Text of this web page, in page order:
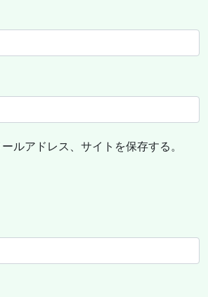
ルアドレス、サイトを保存する。